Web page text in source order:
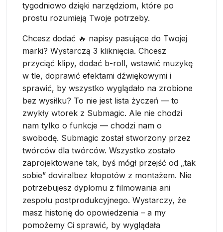
tygodniowo dzięki narzędziom, które po
prostu rozumieją Twoje potrzeby.
Chcesz dodać 🔥 napisy pasujące do Twojej
marki? Wystarczą 3 kliknięcia. Chcesz
przyciąć klipy, dodać b-roll, wstawić muzykę
w tle, doprawić efektami dźwiękowymi i
sprawić, by wszystko wyglądało na zrobione
bez wysiłku? To nie jest lista życzeń — to
zwykły wtorek z Submagic. Ale nie chodzi
nam tylko o funkcje — chodzi nam o
swobodę. Submagic został stworzony przez
twórców dla twórców. Wszystko zostało
zaprojektowane tak, byś mógł przejść od „tak
sobie” doviralbez kłopotów z montażem. Nie
potrzebujesz dyplomu z filmowania ani
zespołu postprodukcyjnego. Wystarczy, że
masz historię do opowiedzenia – a my
pomożemy Ci sprawić, by wyglądała